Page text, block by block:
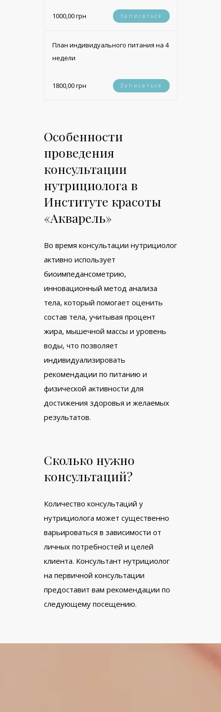
1000,00 грн Записаться
План индивидуального питания на 4
недели
1800,00 грн Записаться
Особенности
проведения
консультации
нутрициолога в
Институте красоты
«Акварель»
Во время консультации нутрициолог
активно использует
биоимпедансометрию,
инновационный метод анализа
тела, который помогает оценить
состав тела, учитывая процент
жира, мышечной массы и уровень
воды, что позволяет
индивидуализировать
рекомендации по питанию и
физической активности для
достижения здоровья и желаемых
результатов.
Сколько нужно
консультаций?
Количество консультаций у
нутрициолога может существенно
варьироваться в зависимости от
личных потребностей и целей
клиента. Консультант нутрициолог
на первичной консультации
предоставит вам рекомендации по
следующему посещению.